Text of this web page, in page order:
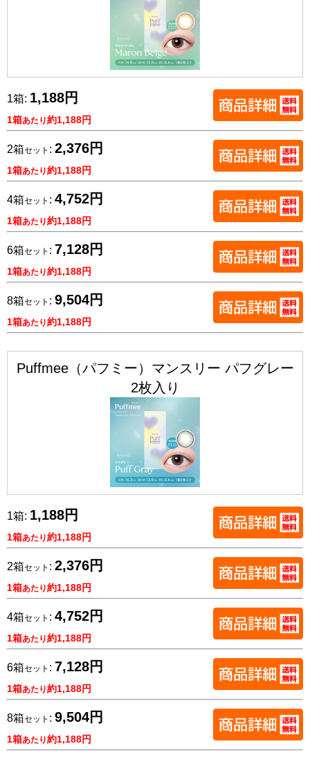
1箱: 1,188円
1箱あたり約1,188円
2箱セット : 2,376円
1箱あたり約1,188円
4箱セット : 4,752円
1箱あたり約1,188円
6箱セット : 7,128円
1箱あたり約1,188円
8箱セット : 9,504円
1箱あたり約1,188円
Puffmee（パフミー）マンスリー パフグレー
2枚入り
1箱: 1,188円
1箱あたり約1,188円
2箱セット : 2,376円
1箱あたり約1,188円
4箱セット : 4,752円
1箱あたり約1,188円
6箱セット : 7,128円
1箱あたり約1,188円
8箱セット : 9,504円
1箱あたり約1,188円